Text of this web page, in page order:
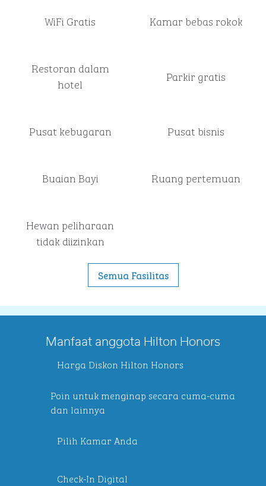
WiFi Gratis Kamar bebas rokok
Restoran dalam
hotel
Parkir gratis
Pusat kebugaran Pusat bisnis
Buaian Bayi Ruang pertemuan
Hewan peliharaan
tidak diizinkan
Semua Fasilitas
Manfaat anggota Hilton Honors
Harga Diskon Hilton Honors
Poin untuk menginap secara cuma-cuma
dan lainnya
Pilih Kamar Anda
Check-In Digital